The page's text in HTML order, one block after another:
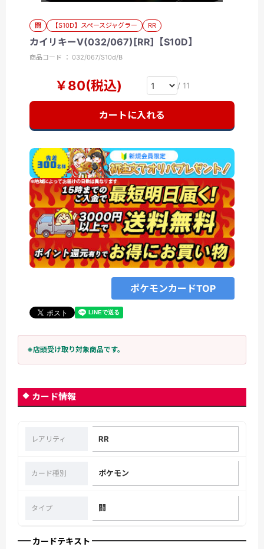
闘 【S10D】スペースジャグラー RR
カイリキーV(032/067)[RR]【S10D】
商品コード ： 032/067/S10d/B
￥80(税込) / 11
カートに入れる
ポケモンカードTOP
※店頭受け取り対象商品です。
カード情報
レアリティ RR
カード種別 ポケモン
タイプ 闘
カードテキスト